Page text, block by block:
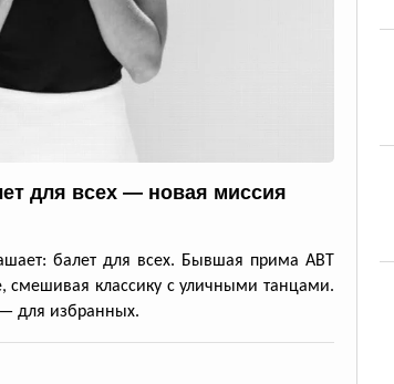
для всех — новая миссия
балет для всех. Бывшая прима ABT
смешивая классику с уличными танцами.
для избранных.